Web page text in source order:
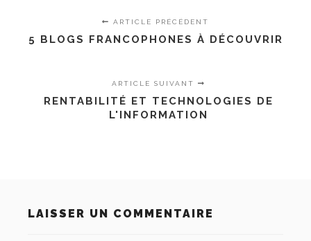
ARTICLE PRÉCÉDENT
5 BLOGS FRANCOPHONES À DÉCOUVRIR
ARTICLE SUIVANT
RENTABILITÉ ET TECHNOLOGIES DE
L'INFORMATION
LAISSER UN COMMENTAIRE